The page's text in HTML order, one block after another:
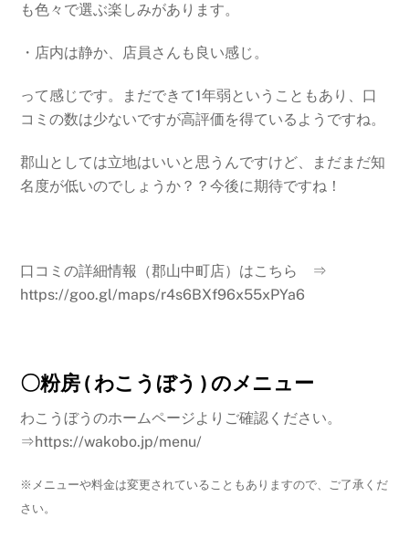
も色々で選ぶ楽しみがあります。
・店内は静か、店員さんも良い感じ。
って感じです。まだできて1年弱ということもあり、口
コミの数は少ないですが高評価を得ているようですね。
郡山としては立地はいいと思うんですけど、まだまだ知
名度が低いのでしょうか？？今後に期待ですね！
口コミの詳細情報（郡山中町店）はこちら ⇒
https://goo.gl/maps/r4s6BXf96x55xPYa6
〇粉房 ( わこうぼう ) のメニュー
わこうぼうのホームページよりご確認ください。
⇒https://wakobo.jp/menu/
※メニューや料金は変更されていることもありますので、ご了承くだ
さい。